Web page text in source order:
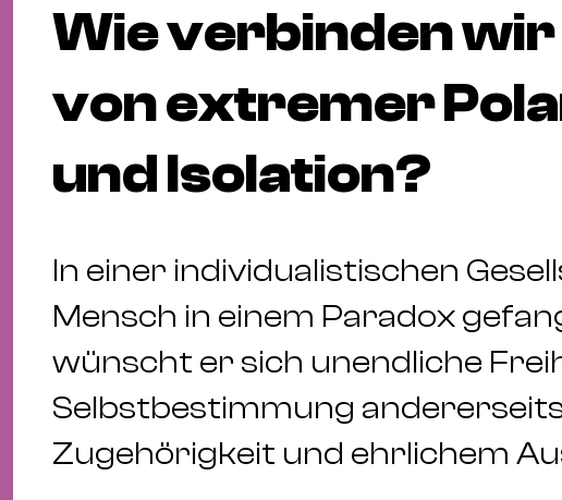
Wie verbinden wir
von extremer
und Isolation?
In einer individualistischen
Mensch in einem Paradox
wünscht er sich unendliche
Selbstbestimmung
Zugehörigkeit und ehrlichem